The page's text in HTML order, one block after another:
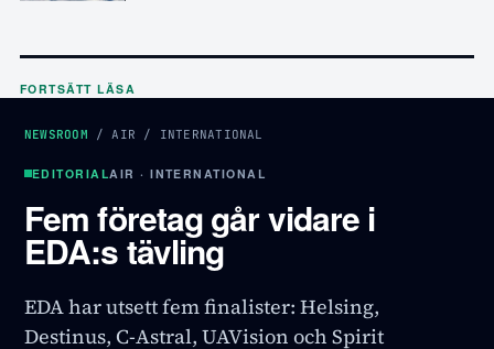
FORTSÄTT LÄSA
NEWSROOM /AIR / INTERNATIONAL
EDITORIALAIR · INTERNATIONAL
Fem företag går vidare i
EDA:s tävling
EDA har utsett fem finalister: Helsing,
Destinus, C-Astral, UAVision och Spirit